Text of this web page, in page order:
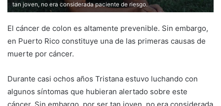
tan joven, no era considerada paciente de riesgo.
El cáncer de colon es altamente prevenible. Sin embargo,
en Puerto Rico constituye una de las primeras causas de
muerte por cáncer.
Durante casi ochos años Tristana estuvo luchando con
algunos síntomas que hubieran alertado sobre este